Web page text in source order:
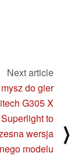
Next article
do gier
G305 X
Superlight to
wersja
modelu
⟩